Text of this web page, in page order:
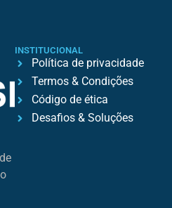
INSTITUCIONAL
Política de privacidade
Termos & Condições
Código de ética
Desafios & Soluções